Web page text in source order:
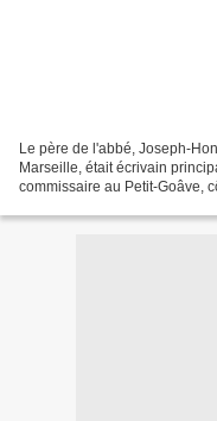
Le père de l'abbé, Joseph-
Marseille, était écrivain
commissaire au Petit-Goâve,